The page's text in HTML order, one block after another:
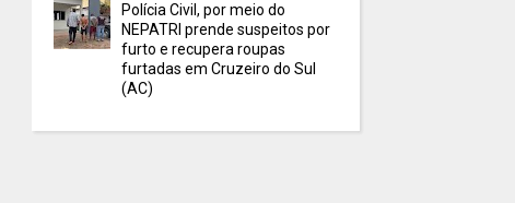
Polícia Civil, por meio do
NEPATRI prende suspeitos por
furto e recupera roupas
furtadas em Cruzeiro do Sul
(AC)